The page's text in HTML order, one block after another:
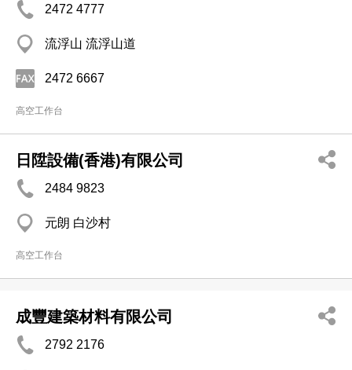
2472 4777
流浮山 流浮山道
2472 6667
高空工作台
日陞設備(香港)有限公司
2484 9823
元朗 白沙村
高空工作台
成豐建築材料有限公司
2792 2176